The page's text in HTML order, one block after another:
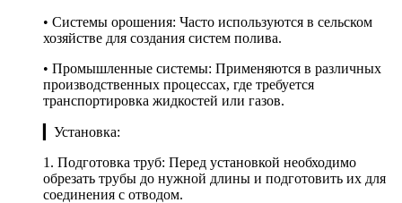
• Системы орошения: Часто используются в сельском
хозяйстве для создания систем полива.
• Промышленные системы: Применяются в различных
производственных процессах, где требуется
транспортировка жидкостей или газов.
▎Установка:
1. Подготовка труб: Перед установкой необходимо
обрезать трубы до нужной длины и подготовить их для
соединения с отводом.